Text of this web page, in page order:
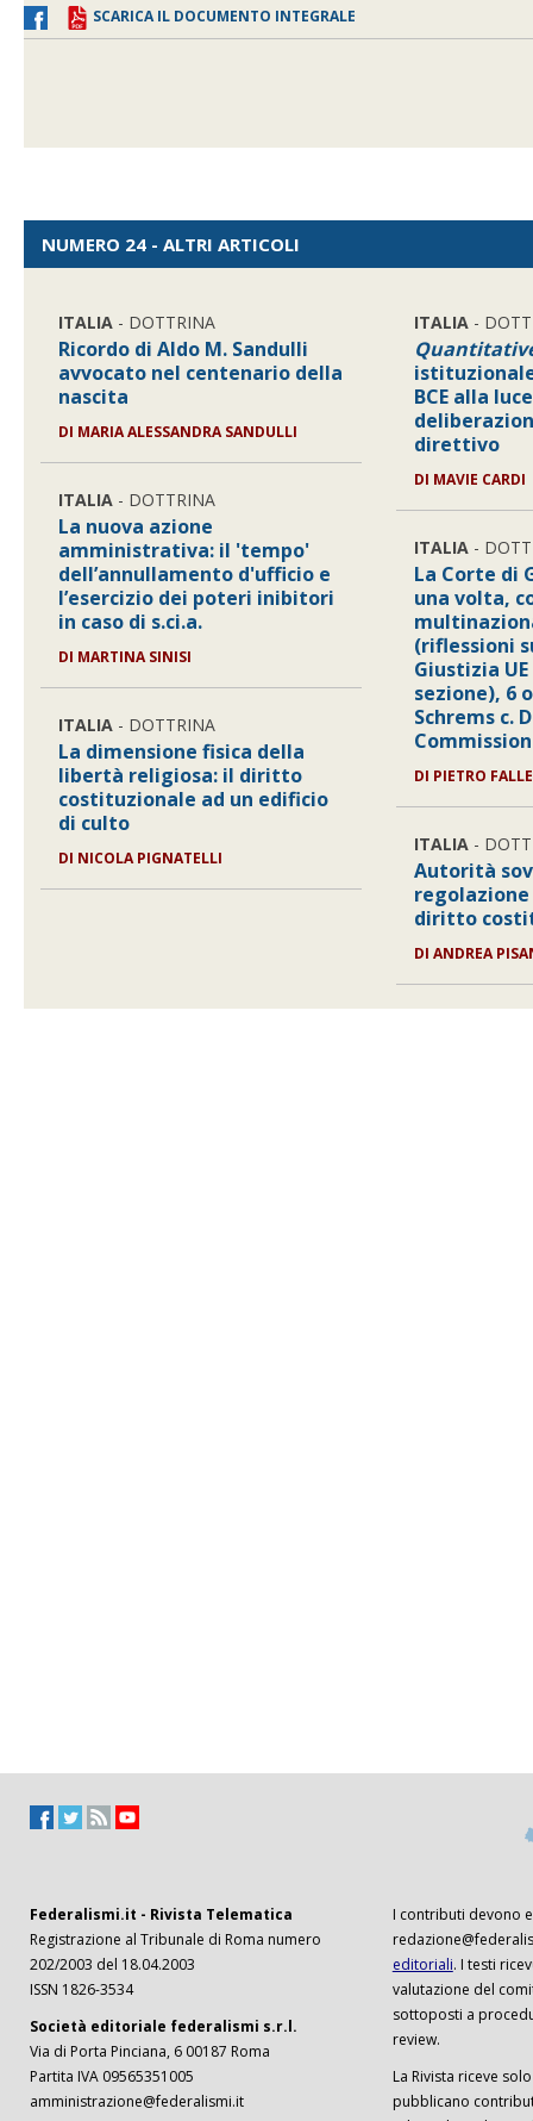
SCARICA IL DOCUMENTO INTEGRALE
NUMERO 24 - ALTRI ARTICOLI
ITALIA - DOTTRINA
Ricordo di Aldo M. Sandulli
avvocato nel centenario della
nascita
DI MARIA ALESSANDRA SANDULLI
ITALIA - DOTTRINA
La nuova azione
amministrativa: il 'tempo'
dell’annullamento d'ufficio e
l’esercizio dei poteri inibitori
in caso di s.ci.a.
DI MARTINA SINISI
ITALIA - DOTTRINA
La dimensione fisica della
libertà religiosa: il diritto
costituzionale ad un edificio
di culto
DI NICOLA PIGNATELLI
ITALIA -
BCE alla
direttivo
DI MAVIE CARDI
ITALIA -
La Corte di
una volta,
(riflessioni
Giustizia
sezione), 6
Schrems c.
DI PIETRO
ITALIA -
Autorità
diritto
DIANDREA
Federalismi.it - Rivista Telematica
Registrazione al Tribunale di Roma numero
202/2003 del 18.04.2003
ISSN 1826-3534
Società editoriale federalismi s.r.l.
Via di Porta Pinciana, 6 00187 Roma
Partita IVA 09565351005
amministrazione@federalismi.it
I contributi devono
editoriali. I testi
valutazione del
sottoposti a
review.
La Rivista riceve
pubblicano